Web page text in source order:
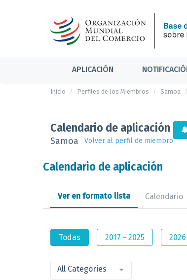
APLICACIÓN
Inicio Perfiles de los Miembros Samoa
Calendario de aplicación
Samoa Volver al perfil de miembro
Calendario de aplicación
Ver en formato lista Calendario
Todas 2017 - 2025
All Categories